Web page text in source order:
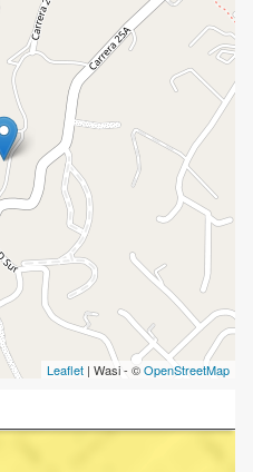
Leaflet | Wasi - ©OpenStreetMap